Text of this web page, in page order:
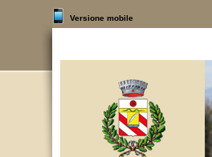
Versione mobile